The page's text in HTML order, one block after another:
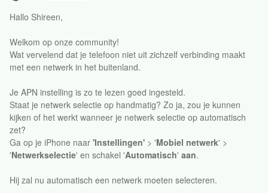
Hallo Shireen,
Welkom op onze community!
Wat vervelend dat je telefoon niet uit zichzelf verbinding maakt
met een netwerk in het buitenland.
Je APN instelling is zo te lezen goed ingesteld.
Staat je netwerk selectie op handmatig? Zo ja, zou je kunnen
kijken of het werkt wanneer je netwerk selectie op automatisch
zet?
Ga op je iPhone naar 'Instellingen' > 'Mobiel netwerk' >
'Netwerkselectie' en schakel 'Automatisch' aan.
Hij zal nu automatisch een netwerk moeten selecteren.